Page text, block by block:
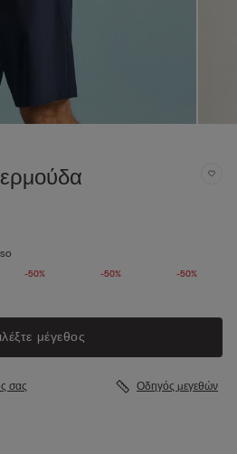
-50% -50% -50%
μέγεθος
σας Οδηγός μεγεθών